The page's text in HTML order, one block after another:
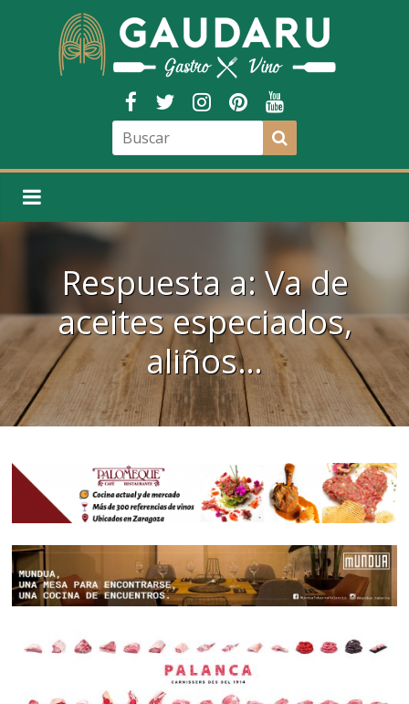
Respuesta a: Va de
aceites especiados,
aliños…